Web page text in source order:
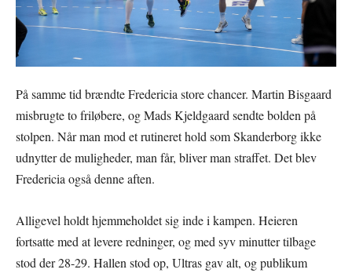
På samme tid brændte Fredericia store chancer. Martin Bisgaard
misbrugte to friløbere, og Mads Kjeldgaard sendte bolden på
stolpen. Når man mod et rutineret hold som Skanderborg ikke
udnytter de muligheder, man får, bliver man straffet. Det blev
Fredericia også denne aften.
Alligevel holdt hjemmeholdet sig inde i kampen. Heieren
fortsatte med at levere redninger, og med syv minutter tilbage
stod der 28-29. Hallen stod op, Ultras gav alt, og publikum